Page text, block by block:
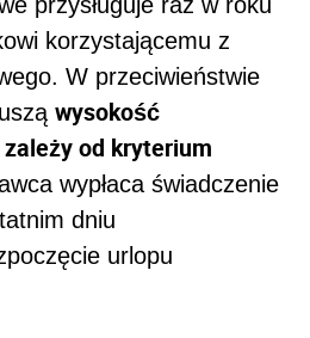
korzystającemu z
W przeciwieństwie
wysokość
od kryterium
wypłaca świadczenie
dniu
urlopu